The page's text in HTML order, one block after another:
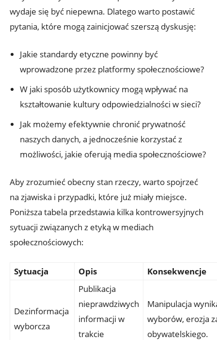
wydaje się być niepewna. Dlatego warto postawić
pytania, które mogą zainicjować szerszą dyskusję:
Jakie standardy etyczne powinny być
wprowadzone przez platformy społecznościowe?
W jaki sposób użytkownicy mogą wpływać na
kształtowanie kultury odpowiedzialności w sieci?
Jak możemy efektywnie chronić prywatność
naszych danych, a jednocześnie korzystać z
możliwości, jakie oferują media społecznościowe?
Aby zrozumieć obecny stan rzeczy, warto spojrzeć
na zjawiska i przypadki, które już miały miejsce.
Poniższa tabela przedstawia kilka kontrowersyjnych
sytuacji związanych z etyką w mediach
społecznościowych:
Sytuacja Opis Konsekwencje
Dezinformacja
wyborcza
Publikacja
nieprawdziwych
informacji w
trakcie
Manipulacja
wyborów, erozja
obywatelskiego.